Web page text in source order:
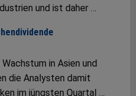
und ist daher …
in Asien und
die Analysten damit
im jüngsten Quartal …